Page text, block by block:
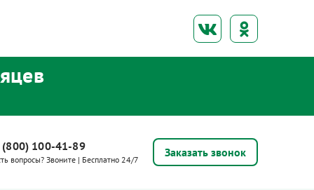
(800) 100-41-89
вопросы? Звоните | Бесплатно 24/7
Заказать звонок